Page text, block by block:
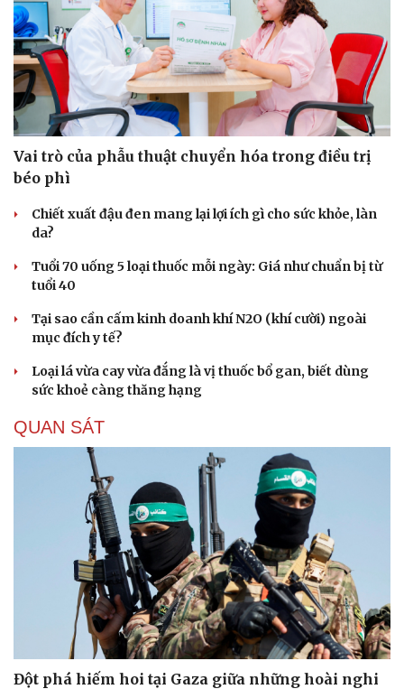
Du lịch
Tư vấn
Săn Tour
Cửa sổ tình yêu
Kể chuyện cho bé
Hạt giống tâm hồn
Vai trò của phẫu thuật chuyển hóa trong điều trị
béo phì
Chiết xuất đậu đen mang lại lợi ích gì cho sức khỏe, làn
da?
Tuổi 70 uống 5 loại thuốc mỗi ngày: Giá như chuẩn bị từ
tuổi 40
Tại sao cần cấm kinh doanh khí N2O (khí cười) ngoài
mục đích y tế?
Loại lá vừa cay vừa đắng là vị thuốc bổ gan, biết dùng
sức khoẻ càng thăng hạng
QUAN SÁT
Đột phá hiếm hoi tại Gaza giữa những hoài nghi